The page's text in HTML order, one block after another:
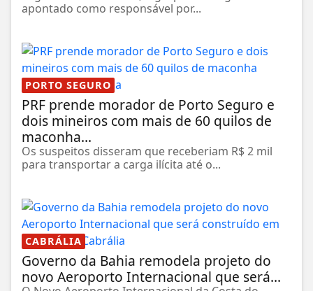
apontado como responsável por...
PORTO SEGURO
PRF prende morador de Porto Seguro e
dois mineiros com mais de 60 quilos de
maconha...
Os suspeitos disseram que receberiam R$ 2 mil
para transportar a carga ilícita até o...
CABRÁLIA
Governo da Bahia remodela projeto do
novo Aeroporto Internacional que será...